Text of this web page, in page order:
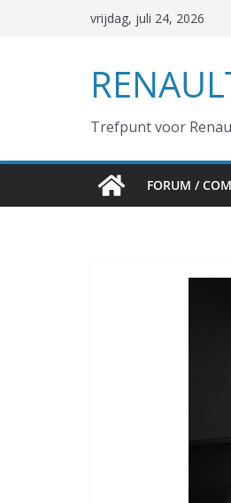
vrijdag, juli 24, 2026
Trefpunt voor
FORUM /